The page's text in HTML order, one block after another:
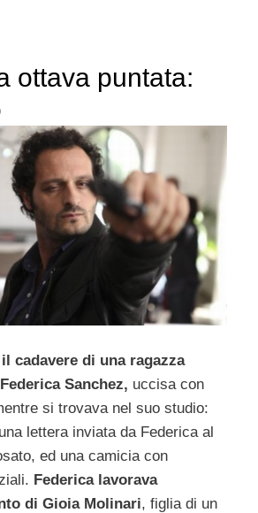
ottava puntata:
cadavere di una ragazza
Sanchez, uccisa con
si trovava nel suo studio:
lettera inviata da Federica al
ed una camicia con
Federica lavorava
di Gioia Molinari, figlia di un